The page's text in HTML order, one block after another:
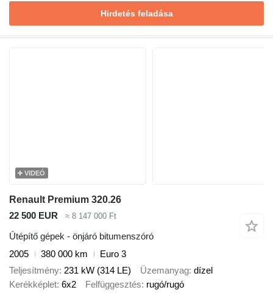
Hirdetés feladása
VIDEÓ
Renault Premium 320.26
22 500 EUR
≈ 8 147 000 Ft
Útépítő gépek - önjáró bitumenszóró
2005
380 000 km
Euro 3
Teljesítmény 231 kW (314 LE) Üzemanyag dízel
Kerékképlet 6x2 Felfüggesztés rugó/rugó